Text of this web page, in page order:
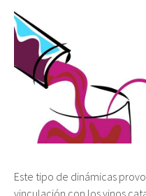
Este tipo de dinámicas
vinculación con los vinos